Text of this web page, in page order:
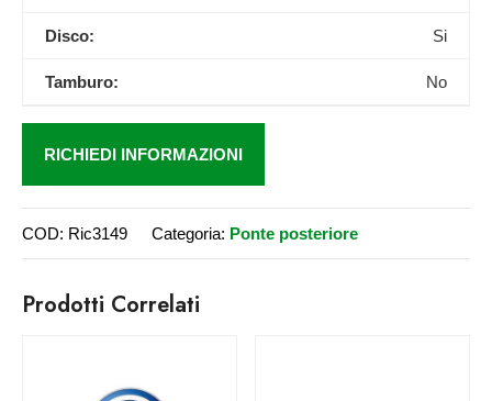
Disco: Si
Tamburo: No
RICHIEDI INFORMAZIONI
COD: Ric3149 Categoria: Ponte posteriore
Prodotti Correlati